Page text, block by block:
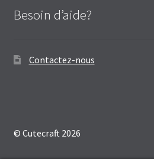
Besoin d’aide?
Contactez-nous
© Cutecraft 2026